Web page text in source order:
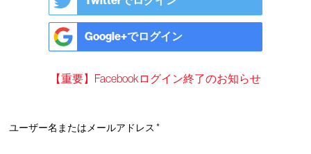
Google+でログイン
【重要】Facebookログイン終了のお知らせ
ユーザー名またはメールアドレス*必